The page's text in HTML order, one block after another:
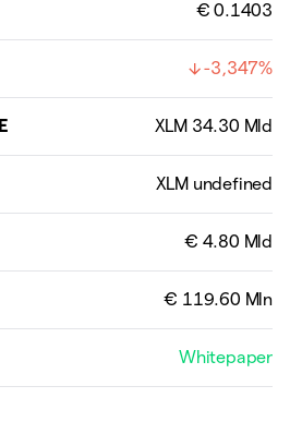
€ 0.1403
-3,347%
Whitepaper